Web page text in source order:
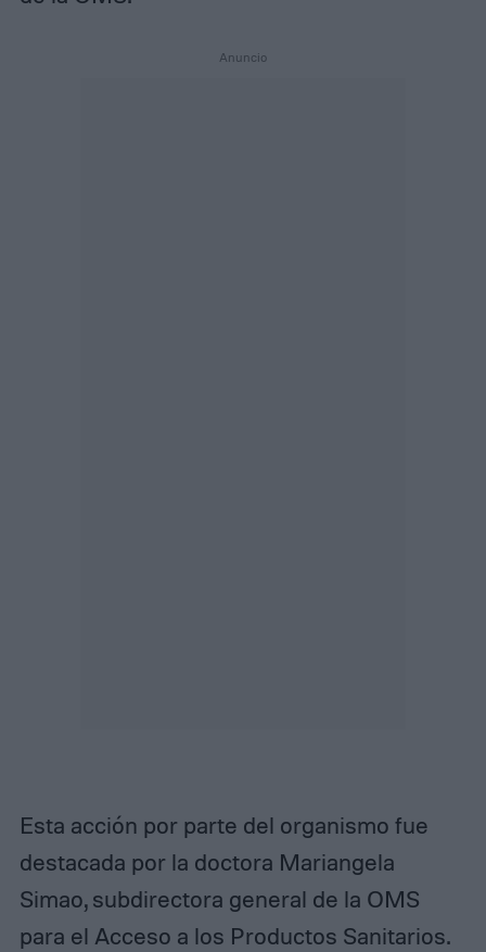
Esta acción por parte del organismo fue
destacada por la doctora Mariangela
Simao, subdirectora general de la OMS
para el Acceso a los Productos Sanitarios.